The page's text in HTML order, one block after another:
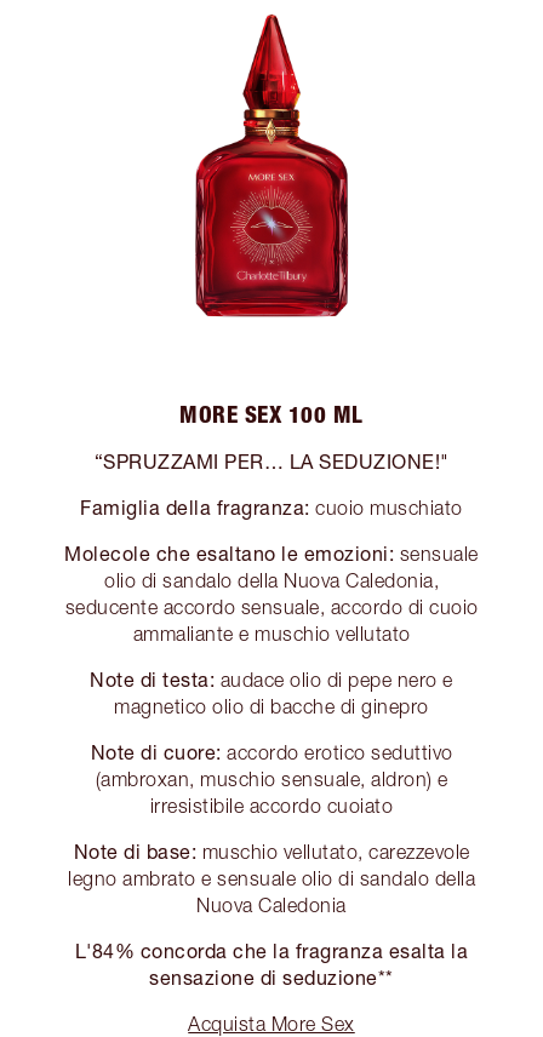
MORE SEX 100 ML
“SPRUZZAMI PER… LA SEDUZIONE!"
Famiglia della fragranza: cuoio muschiato
Molecole che esaltano le emozioni: sensuale
olio di sandalo della Nuova Caledonia,
seducente accordo sensuale, accordo di cuoio
ammaliante e muschio vellutato
Note di testa: audace olio di pepe nero e
magnetico olio di bacche di ginepro
Note di cuore: accordo erotico seduttivo
(ambroxan, muschio sensuale, aldron) e
irresistibile accordo cuoiato
Note di base: muschio vellutato, carezzevole
legno ambrato e sensuale olio di sandalo della
Nuova Caledonia
L'84% concorda che la fragranza esalta la
sensazione di seduzione**
Acquista More Sex